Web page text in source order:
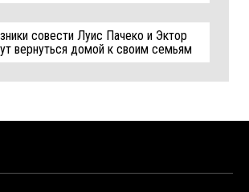
совести Луис Пачеко и Эктор
вернуться домой к своим семьям